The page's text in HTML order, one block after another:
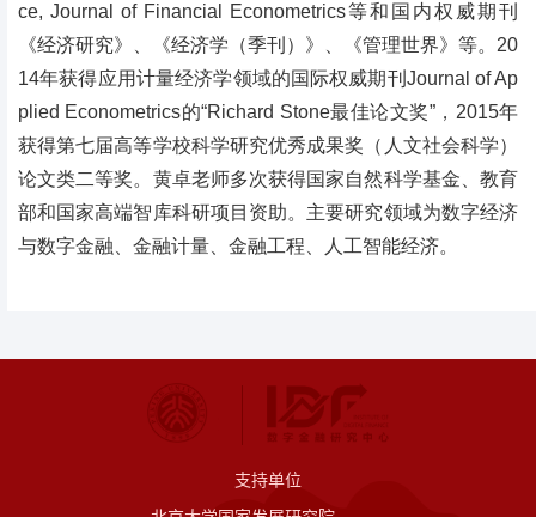
ce, Journal of Financial Econometrics等和国内权威期刊
《经济研究》、《经济学（季刊）》、《管理世界》等。20
14年获得应用计量经济学领域的国际权威期刊Journal of Ap
plied Econometrics的“Richard Stone最佳论文奖”，2015年
获得第七届高等学校科学研究优秀成果奖（人文社会科学）
论文类二等奖。黄卓老师多次获得国家自然科学基金、教育
部和国家高端智库科研项目资助。 主要研究领域为数字经济
与数字金融、金融计量、金融工程、人工智能经济。
支持单位